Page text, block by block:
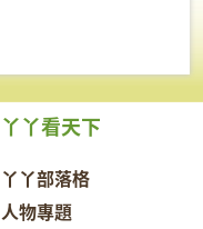
丫丫看天下
丫丫部落格
人物專題